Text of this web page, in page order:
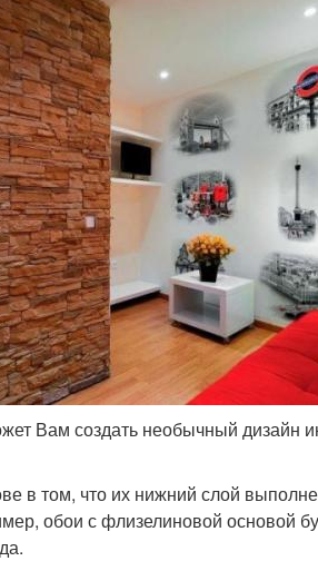
Вам создать необычный дизайн
в том, что их нижний слой
обои с флизелиновой основой